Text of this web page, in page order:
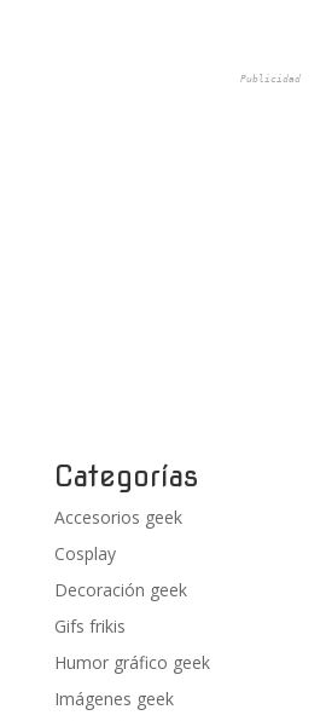
Publicidad
Categorías
Accesorios geek
Cosplay
Decoración geek
Gifs frikis
Humor gráfico geek
Imágenes geek